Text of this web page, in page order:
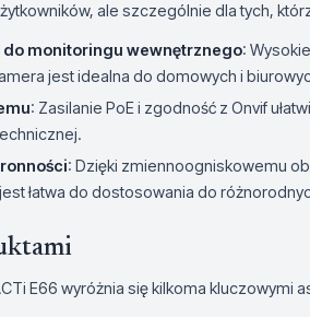
ale szczególnie dla tych,
monitoringu wewnętrznego:
jest idealna do domowych i
: Zasilanie PoE i zgodność z Onvif
: Dzięki zmiennoogniskowemu
łatwa do dostosowania do
E66 wyróżnia się kilkoma kluczowymi